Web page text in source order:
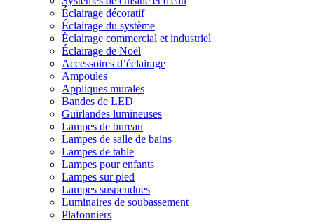
Éclairage décoratif
Éclairage du système
Éclairage commercial et industriel
Éclairage de Noël
Accessoires d’éclairage
Ampoules
Appliques murales
Bandes de LED
Guirlandes lumineuses
Lampes de bureau
Lampes de salle de bains
Lampes de table
Lampes pour enfants
Lampes sur pied
Lampes suspendues
Luminaires de soubassement
Plafonniers